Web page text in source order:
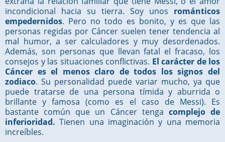
incondicional hacia su tierra. Soy unos románticos
empedernidos. Pero no todo es bonito, y es que las
personas regidas por Cáncer suelen tener tendencia al
mal humor, a ser calculadores y muy desordenados.
Además, son personas que llevan fatal el fracaso, los
consejos y las situaciones conflictivas. El carácter de los
Cáncer es el menos claro de todos los signos del
zodiaco. Su personalidad puede variar mucho, ya que
puede tratarse de una persona tímida y aburrida o
brillante y famosa (como es el caso de Messi). Es
bastante común que un Cáncer tenga complejo de
inferioridad. Tienen una imaginación y una memoria
increíbles.